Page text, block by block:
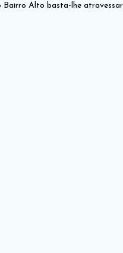
Bairro Alto basta-lhe